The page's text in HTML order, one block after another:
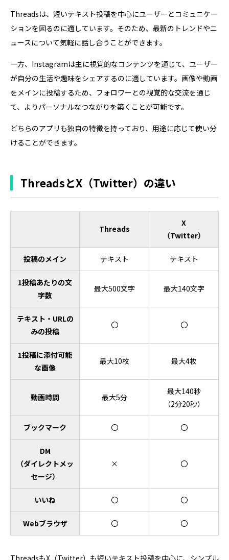
Threadsは、短いテキスト投稿を中心にユーザーとコミュニケー
ションを図るのに適しています。そのため、最新のトレンドやニ
ュースについて気軽に話し合うことができます。
一方、Instagramは主に視覚的なコンテンツを通じて、ユーザー
が自分の生活や趣味をシェアするのに適しています。画像や動画
をメインに投稿するため、フォロワーとの視覚的な交流を通じ
て、よりパーソナルなつながりを築くことが可能です。
どちらのアプリも独自の特徴を持っており、用途に応じて使い分
けることができます。
ThreadsとX（Twitter）の違い
Threads
X
（Twitter）
投稿のメイン テキスト テキスト
1投稿あたりの文
字数
最大500文字 最大140文字
テキスト・URLの
みの投稿
〇 〇
1投稿に添付可能
な画像
最大10枚 最大4枚
動画時間 最大5分
最大140秒
（2分20秒）
ブックマーク 〇 〇
DM
（ダイレクトメッ
セージ）
× 〇
いいね 〇 〇
Webブラウザ 〇 〇
ThreadsもX（Twitter）も短いテキスト投稿を中心に、シンプル